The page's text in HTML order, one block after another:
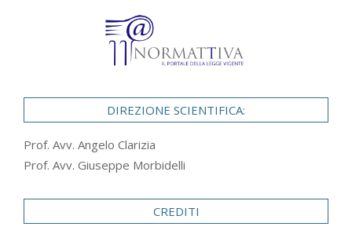
DIREZIONE SCIENTIFICA:
Prof. Avv. Angelo Clarizia
Prof. Avv. Giuseppe Morbidelli
CREDITI